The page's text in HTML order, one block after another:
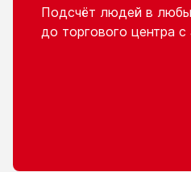
Подсчёт людей в
до торгового центра с